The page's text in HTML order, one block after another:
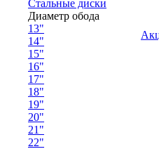
Стальные диски
Диаметр обода
13"
14"
15"
16"
17"
18"
19"
20"
21"
22"